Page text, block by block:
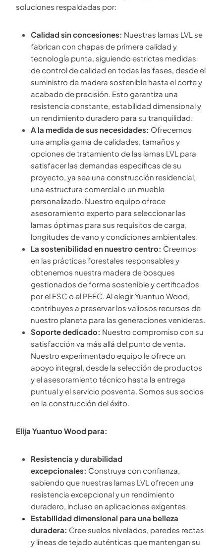
soluciones respaldadas por:
Calidad sin concesiones: Nuestras lamas LVL se
fabrican con chapas de primera calidad y
tecnología punta, siguiendo estrictas medidas
de control de calidad en todas las fases, desde el
suministro de madera sostenible hasta el corte y
acabado de precisión. Esto garantiza una
resistencia constante, estabilidad dimensional y
un rendimiento duradero para su tranquilidad.
A la medida de sus necesidades: Ofrecemos
una amplia gama de calidades, tamaños y
opciones de tratamiento de las lamas LVL para
satisfacer las demandas específicas de su
proyecto, ya sea una construcción residencial,
una estructura comercial o un mueble
personalizado. Nuestro equipo ofrece
asesoramiento experto para seleccionar las
lamas óptimas para sus requisitos de carga,
longitudes de vano y condiciones ambientales.
La sostenibilidad en nuestro centro: Creemos
en las prácticas forestales responsables y
obtenemos nuestra madera de bosques
gestionados de forma sostenible y certificados
por el FSC o el PEFC. Al elegir Yuantuo Wood,
contribuyes a preservar los valiosos recursos de
nuestro planeta para las generaciones venideras.
Soporte dedicado: Nuestro compromiso con su
satisfacción va más allá del punto de venta.
Nuestro experimentado equipo le ofrece un
apoyo integral, desde la selección de productos
y el asesoramiento técnico hasta la entrega
puntual y el servicio posventa. Somos sus socios
en la construcción del éxito.
Elija Yuantuo Wood para:
Resistencia y durabilidad
excepcionales: Construya con confianza,
sabiendo que nuestras lamas LVL ofrecen una
resistencia excepcional y un rendimiento
duradero, incluso en aplicaciones exigentes.
Estabilidad dimensional para una belleza
duradera: Cree suelos nivelados, paredes rectas
y líneas de tejado auténticas que mantengan su